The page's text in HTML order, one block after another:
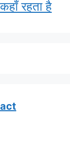
रहता है